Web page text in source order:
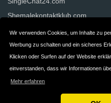
Wir verwenden Cookies, um Inhalte zu
Werbung zu schalten und ein sicheres
Klicken oder Surfen auf der Website
einverstanden, dass wir Informationen
Mehr erfahren
Shemalekontaktklub.com
Kontakt
AGB